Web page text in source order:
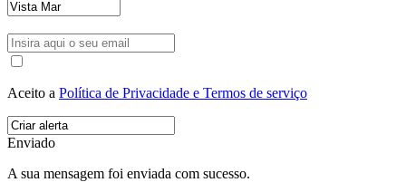
Aceito a Política de Privacidade e Termos de serviço
Enviado
A sua mensagem foi enviada com sucesso.